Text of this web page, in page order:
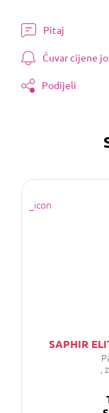
Pitaj
Čuvar cijene
Podijeli
SAPHIR
,